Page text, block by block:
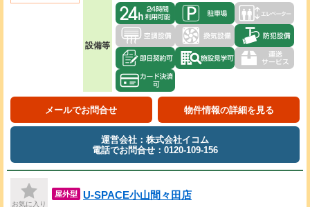
設備等
メールでお問合せ 物件情報の詳細を見る
運営会社：株式会社イコム
電話でお問合せ：0120-109-156
お気に入り
屋外型 U-SPACE小山間々田店